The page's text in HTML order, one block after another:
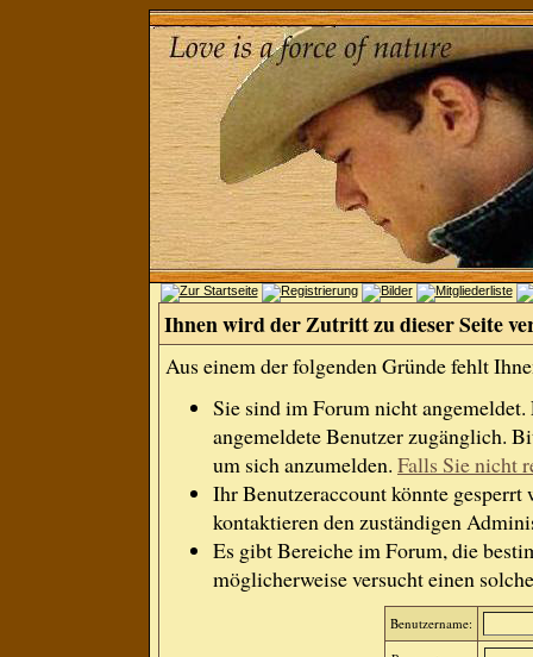
Ihnen wird der Zutritt zu dieser Seite
Aus einem der folgenden Gründe fehlt
Sie sind im Forum nicht
angemeldete Benutzer zugänglich.
um sich anzumelden. Falls Sie nicht
Ihr Benutzeraccount könnte gesperrt
kontaktieren den zuständigen
Es gibt Bereiche im Forum, die
möglicherweise versucht einen
Benutzername: